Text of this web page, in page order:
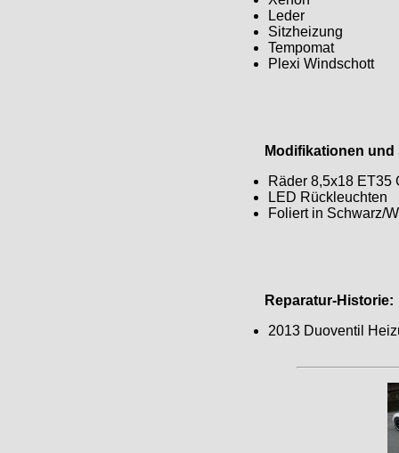
Leder
Sitzheizung
Tempomat
Plexi Windschott
Modifikationen und
Räder 8,5x18 ET35
LED Rückleuchten
Foliert in Schwarz/
Reparatur-Historie:
2013 Duoventil